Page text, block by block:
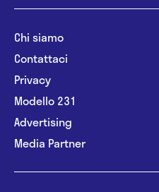
Chi siamo
Contattaci
Privacy
Modello 231
Advertising
Media Partner